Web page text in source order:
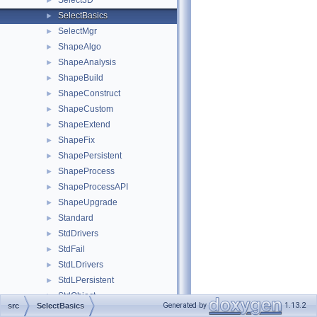
► SelectBasics
► SelectMgr
► ShapeAlgo
► ShapeAnalysis
► ShapeBuild
► ShapeConstruct
► ShapeCustom
► ShapeExtend
► ShapeFix
► ShapePersistent
► ShapeProcess
► ShapeProcessAPI
► ShapeUpgrade
► Standard
► StdDrivers
► StdFail
► StdLDrivers
► StdLPersistent
► StdObject
► StdObjMgt
src SelectBasics Generated by 1.13.2